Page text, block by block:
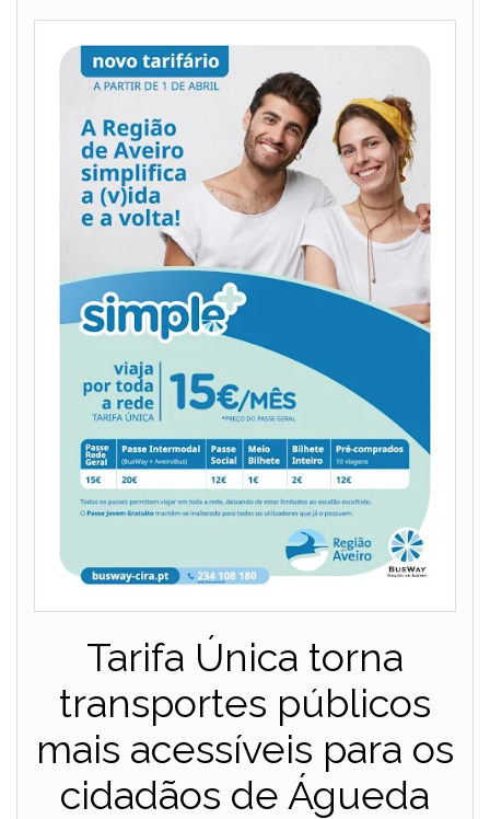
Tarifa Única torna
transportes públicos
mais acessíveis para os
cidadãos de Águeda